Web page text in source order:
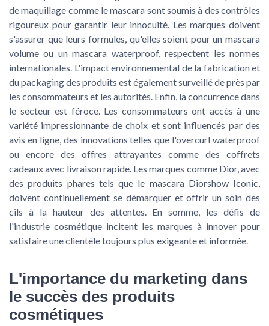
de maquillage comme le mascara sont soumis à des contrôles
rigoureux pour garantir leur innocuité. Les marques doivent
s'assurer que leurs formules, qu'elles soient pour un mascara
volume ou un mascara waterproof, respectent les normes
internationales. L'impact environnemental de la fabrication et
du packaging des produits est également surveillé de près par
les consommateurs et les autorités. Enfin, la concurrence dans
le secteur est féroce. Les consommateurs ont accès à une
variété impressionnante de choix et sont influencés par des
avis en ligne, des innovations telles que l'overcurl waterproof
ou encore des offres attrayantes comme des coffrets
cadeaux avec livraison rapide. Les marques comme Dior, avec
des produits phares tels que le mascara Diorshow Iconic,
doivent continuellement se démarquer et offrir un soin des
cils à la hauteur des attentes. En somme, les défis de
l'industrie cosmétique incitent les marques à innover pour
satisfaire une clientèle toujours plus exigeante et informée.
L'importance du marketing dans
le succès des produits
cosmétiques